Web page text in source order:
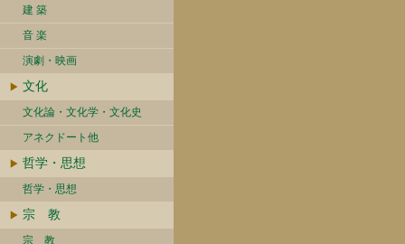
建 築
音 楽
演劇・映画
文化
文化論・文化学・文化史
アネクドート他
哲学・思想
哲学・思想
宗 教
宗 教